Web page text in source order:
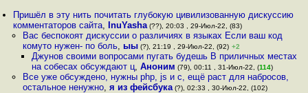
Пришёл в эту нить почитать глубокую цивилизованную дискуссию
комментаторов сайта, InuYasha (??), 20:03 , 29-Июл-22, (83)
Вас беспокоят дискуссии о различиях в языках Если ваш код
комуто нужен- по боль, ыы(?), 21:19 , 29-Июл-22, (92) +2
Джунов своими вопросами пугать будешь В приличных местах
на собесах обсуждают ц, Аноним (79), 00:11 , 31-Июл-22, (114)
Все уже обсуждено, нужны php, js и c, ещё раст для набросов,
остальное ненужно, я из фейсбука(?), 02:33 , 30-Июл-22, (102)